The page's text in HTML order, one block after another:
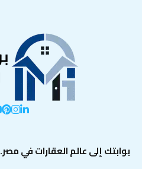
بوابتك إلى عالم العقارات في مصر.